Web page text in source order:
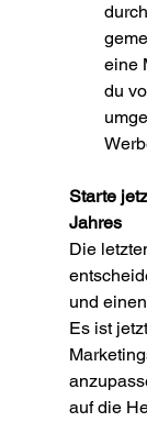
eine
du
Starte
Jahres
Die
und
Es ist
auf die